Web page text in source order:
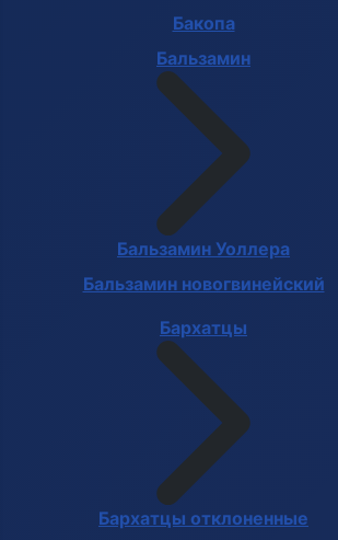
Бакопа
Бальзамин
Бальзамин Уоллера
Бальзамин новогвинейский
Бархатцы
Бархатцы отклоненные